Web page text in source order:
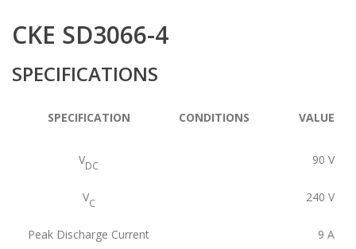
CKE SD3066-4
SPECIFICATIONS
SPECIFICATION CONDITIONS VALUE
VDC 90 V
VC 240 V
Peak Discharge Current 9 A